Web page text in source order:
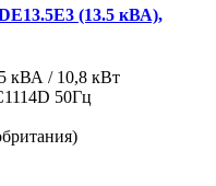
(13.5 кВА),
кВА / 10,8 кВт
50Гц